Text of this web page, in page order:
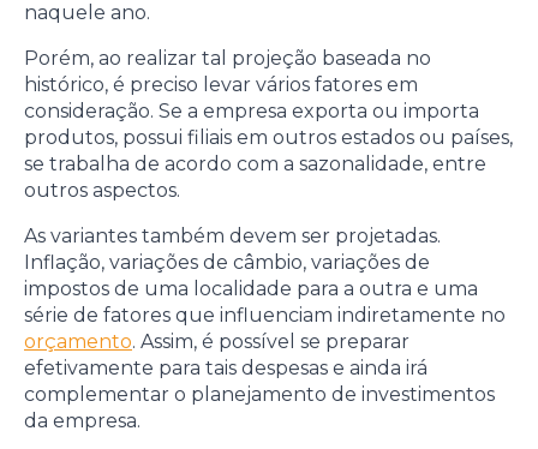
naquele ano.
Porém, ao realizar tal projeção baseada no
histórico, é preciso levar vários fatores em
consideração. Se a empresa exporta ou importa
produtos, possui filiais em outros estados ou países,
se trabalha de acordo com a sazonalidade, entre
outros aspectos.
As variantes também devem ser projetadas.
Inflação, variações de câmbio, variações de
impostos de uma localidade para a outra e uma
série de fatores que influenciam indiretamente no
orçamento. Assim, é possível se preparar
efetivamente para tais despesas e ainda irá
complementar o planejamento de investimentos
da empresa.